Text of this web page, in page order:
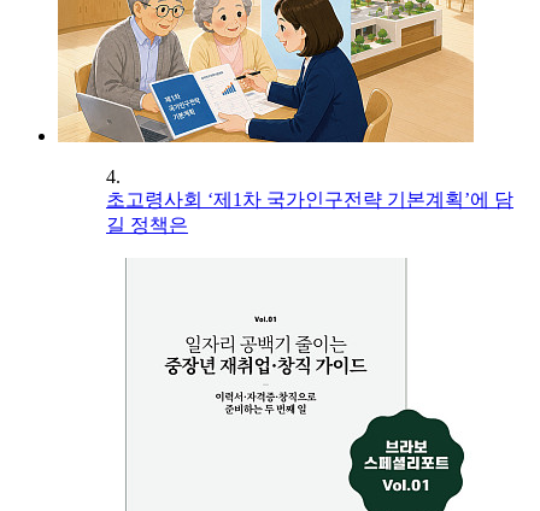
4.
초고령사회 ‘제1차 국가인구전략 기본계획’에 담
길 정책은